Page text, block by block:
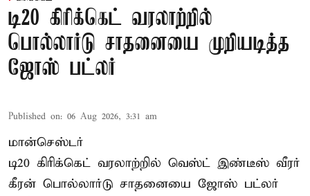
டி20 கிரிக்கெட் வரலாற்றில்
பொல்லார்டு சாதனையை முறியடித்த
ஜோஸ் பட்லர்
Published on: 06 Aug 2026, 3:31 am
மான்செஸ்டர்
டி20 கிரிக்கெட் வரலாற்றில் வெஸ்ட் இண்டீஸ் வீரர்
கீரன் பொல்லார்டு சாதனையை ஜோஸ் பட்லர்